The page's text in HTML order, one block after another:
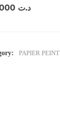
د.ت
PAPIER PEINT